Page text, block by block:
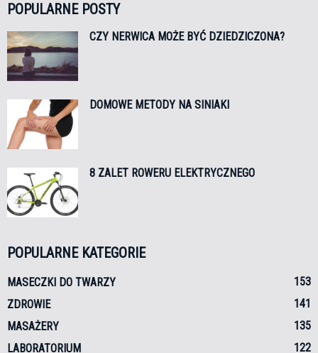
POPULARNE POSTY
CZY NERWICA MOŻE BYĆ DZIEDZICZONA?
DOMOWE METODY NA SINIAKI
8 ZALET ROWERU ELEKTRYCZNEGO
POPULARNE KATEGORIE
MASECZKI DO TWARZY
153
ZDROWIE
141
MASAŻERY
135
LABORATORIUM
122